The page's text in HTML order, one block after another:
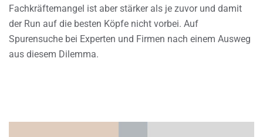
Fachkräftemangel ist aber stärker als je zuvor und damit
der Run auf die besten Köpfe nicht vorbei. Auf
Spurensuche bei Experten und Firmen nach einem Ausweg
aus diesem Dilemma.